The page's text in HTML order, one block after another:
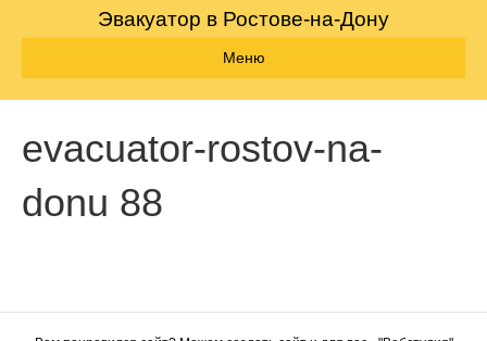
Эвакуатор в Ростове-на-Дону
Меню
evacuator-rostov-na-
donu 88